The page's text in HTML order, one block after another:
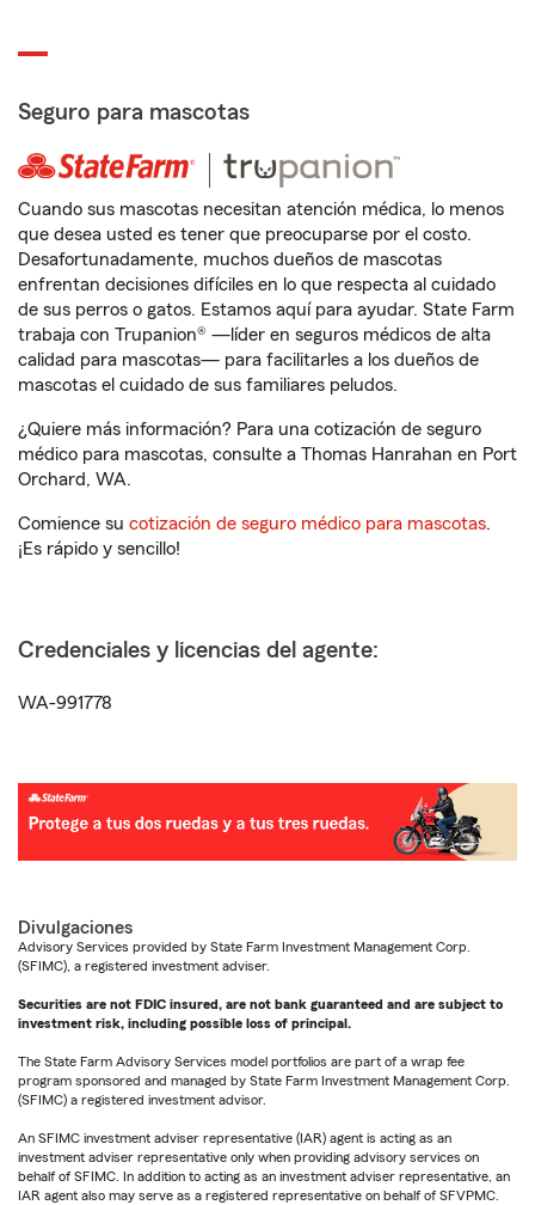
Seguro para mascotas
Cuando sus mascotas necesitan atención médica, lo menos
que desea usted es tener que preocuparse por el costo.
Desafortunadamente, muchos dueños de mascotas
enfrentan decisiones difíciles en lo que respecta al cuidado
de sus perros o gatos. Estamos aquí para ayudar. State Farm
trabaja con Trupanion® —líder en seguros médicos de alta
calidad para mascotas— para facilitarles a los dueños de
mascotas el cuidado de sus familiares peludos.
¿Quiere más información? Para una cotización de seguro
médico para mascotas, consulte a Thomas Hanrahan en Port
Orchard, WA.
Comience su cotización de seguro médico para mascotas.
¡Es rápido y sencillo!
Credenciales y licencias del agente:
WA-991778
Divulgaciones
Advisory Services provided by State Farm Investment Management Corp.
(SFIMC), a registered investment adviser.
Securities are not FDIC insured, are not bank guaranteed and are subject to
investment risk, including possible loss of principal.
The State Farm Advisory Services model portfolios are part of a wrap fee
program sponsored and managed by State Farm Investment Management Corp.
(SFIMC) a registered investment advisor.
An SFIMC investment adviser representative (IAR) agent is acting as an
investment adviser representative only when providing advisory services on
behalf of SFIMC. In addition to acting as an investment adviser representative, an
IAR agent also may serve as a registered representative on behalf of SFVPMC.